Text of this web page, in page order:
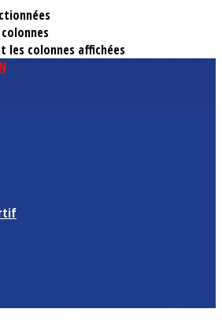
les colonnes affichées